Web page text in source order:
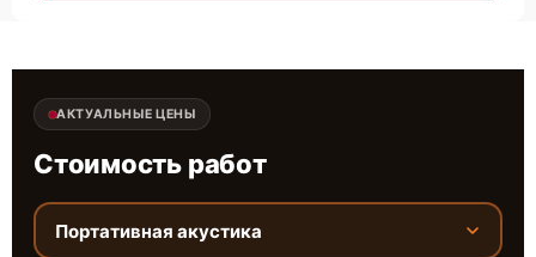
АКТУАЛЬНЫЕ ЦЕНЫ
Стоимость работ
Портативная акустика